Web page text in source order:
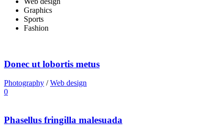
Graphics
Sports
Fashion
Donec ut lobortis metus
Photography /Web design
0
Phasellus fringilla malesuada